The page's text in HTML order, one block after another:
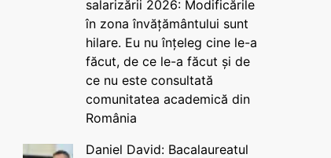
salarizării 2026: Modificările
în zona învățământului sunt
hilare. Eu nu înțeleg cine le-a
făcut, de ce le-a făcut și de
ce nu este consultată
comunitatea academică din
România
Daniel David: Bacalaureatul